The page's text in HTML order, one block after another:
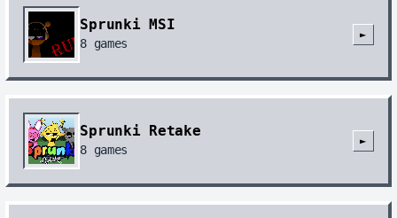
Sprunki MSI
8 games
►
Sprunki Retake
8 games
►